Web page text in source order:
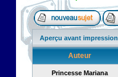
Aperçu avant impression
Auteur
Princesse Mariana